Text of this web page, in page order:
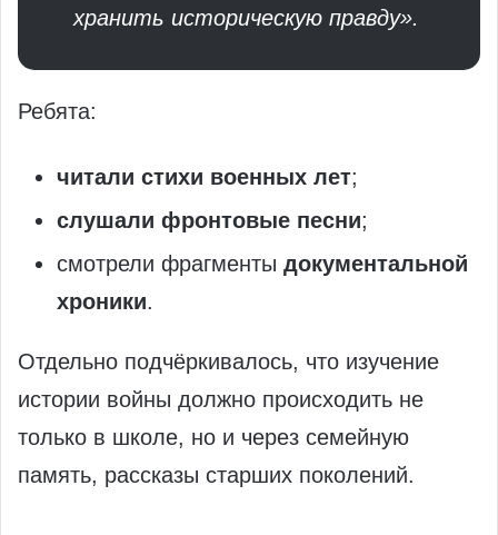
хранить историческую правду».
Ребята:
читали стихи военных лет;
слушали фронтовые песни;
смотрели фрагменты документальной
хроники.
Отдельно подчёркивалось, что изучение
истории войны должно происходить не
только в школе, но и через семейную
память, рассказы старших поколений.